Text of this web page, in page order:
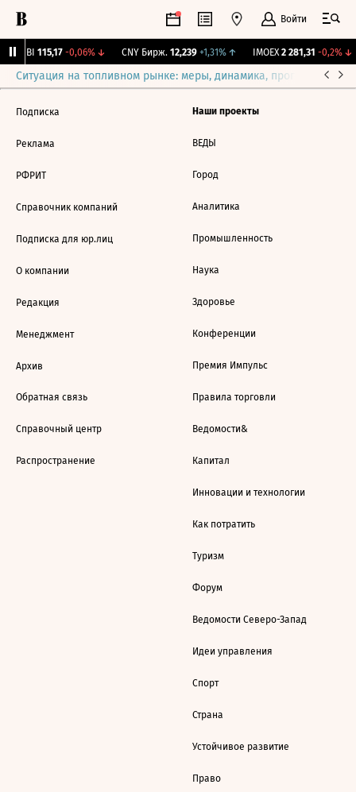
Войти
RGBI 115,17 -0,06%↓ CNY Бирж. 12,239 +1,31%↑ IMOEX 2 281,31 -0,2%↓
Ситуация на топливном рынке: меры, динамика, прогнозы
Подписка
Реклама
РФРИТ
Справочник компаний
Подписка для юр.лиц
О компании
Редакция
Менеджмент
Архив
Обратная связь
Справочный центр
Распространение
Наши проекты
ВЕДЫ
Город
Аналитика
Промышленность
Наука
Здоровье
Конференции
Премия Импульс
Правила торговли
Ведомости&
Капитал
Инновации и технологии
Как потратить
Туризм
Форум
Ведомости Северо-Запад
Идеи управления
Спорт
Страна
Устойчивое развитие
Право